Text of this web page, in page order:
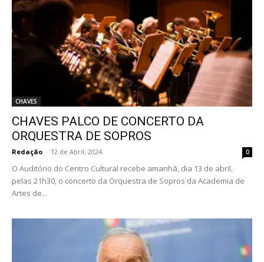
CHAVES
CHAVES PALCO DE CONCERTO DA
ORQUESTRA DE SOPROS
Redação - 12 de Abril, 2024 0
O Auditório do Centro Cultural recebe amanhã, dia 13 de abril,
pelas 21h30, o concerto da Orquestra de Sopros da Academia de
Artes de...